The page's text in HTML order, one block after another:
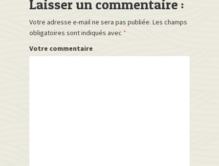
Laisser un commentaire :
Votre adresse e-mail ne sera pas publiée. Les champs
obligatoires sont indiqués avec *
Votre commentaire